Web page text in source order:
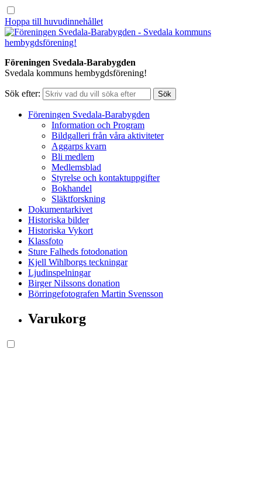
Hoppa till huvudinnehållet
Föreningen Svedala-Barabygden
Svedala kommuns hembygdsförening!
Sök efter:
Föreningen Svedala-Barabygden
Information och Program
Bildgalleri från våra aktiviteter
Aggarps kvarn
Bli medlem
Medlemsblad
Styrelse och kontaktuppgifter
Bokhandel
Släktforskning
Dokumentarkivet
Historiska bilder
Historiska Vykort
Klassfoto
Sture Falheds fotodonation
Kjell Wihlborgs teckningar
Ljudinspelningar
Birger Nilssons donation
Börringefotografen Martin Svensson
Varukorg